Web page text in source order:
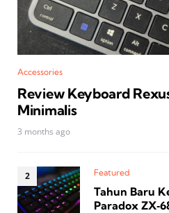
Accessories
Review Keyboard
Minimalis
3 months ago
Featured
Tahun Baru
Paradox